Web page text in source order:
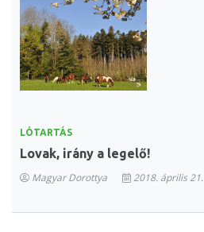
LÓTARTÁS
Lovak, irány a legelő!
Magyar Dorottya 2018. április 21.